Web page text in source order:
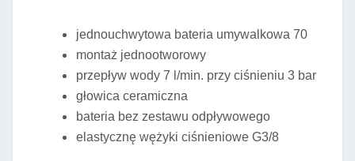
jednouchwytowa bateria umywalkowa 70
montaż jednootworowy
przepływ wody 7 l/min. przy ciśnieniu 3 bar
głowica ceramiczna
bateria bez zestawu odpływowego
elastycznę wężyki ciśnieniowe G3/8